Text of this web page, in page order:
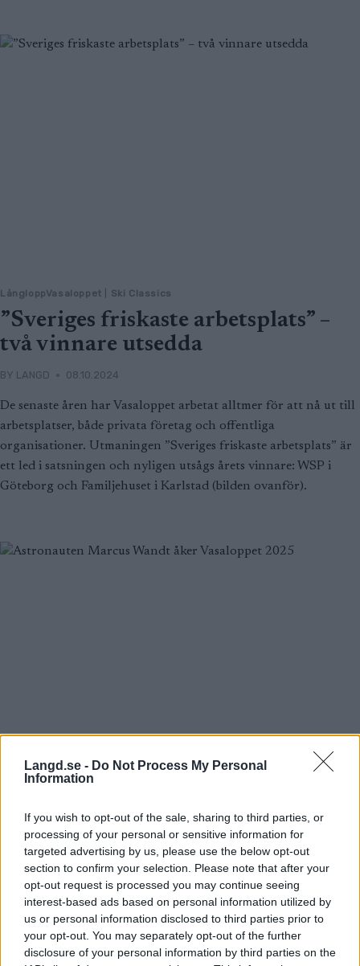
Langd.se - Do Not Process My Personal
Information
If you wish to opt-out of the sale, sharing to third parties, or
processing of your personal or sensitive information for
targeted advertising by us, please use the below opt-out
section to confirm your selection. Please note that after your
opt-out request is processed you may continue seeing
interest-based ads based on personal information utilized by
us or personal information disclosed to third parties prior to
your opt-out. You may separately opt-out of the further
disclosure of your personal information by third parties on the
LångloppVasaloppet Ski Classics
”Sveriges friskaste arbetsplats” –
två vinnare utsedda
BY LANGD 08.10.2024
De senaste åren har Vasaloppet arbetat alltmer för att nå ut till
arbetsplatser, både privata företag och offentliga
organisationer. Utmaningen ”Sveriges friskaste arbetsplats” är
ett led i satsningen och nyligen utsågs årets vinnare: WSP i
Göteborg och Familjehuset i Karlstad (bilden ovanför).
Astronauten Marcus Wandt åker
Vasaloppet 2025
KJELL-ERIK KRISTIANSEN 26.09.2024
Han for till rymden med en Vasaloppsnummerlapp och en
Vasaloppsmedalj som nu båda har återlämnats i Vasaloppets
ägo. Som tack fick den morafödde astronauten ta emot